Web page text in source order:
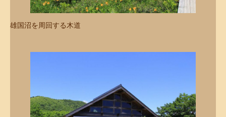
雄国沼を周回する木道